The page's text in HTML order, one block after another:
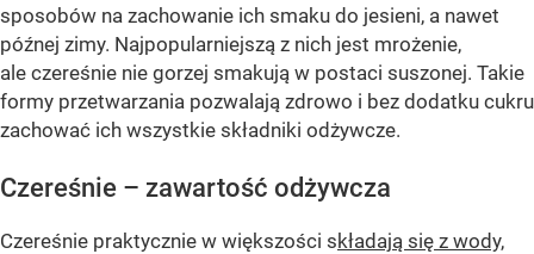
sposobów na zachowanie ich smaku do jesieni, a nawet
późnej zimy. Najpopularniejszą z nich jest mrożenie,
ale czereśnie nie gorzej smakują w postaci suszonej. Takie
formy przetwarzania pozwalają zdrowo i bez dodatku cukru
zachować ich wszystkie składniki odżywcze.
Czereśnie – zawartość odżywcza
Czereśnie praktycznie w większości składają się z wody,